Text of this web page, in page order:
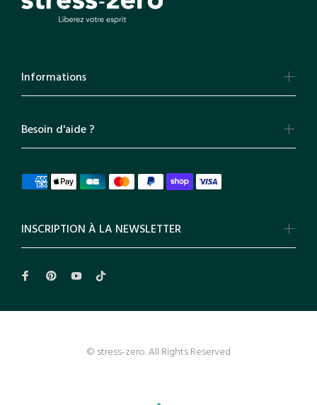
Informations
Besoin d'aide ?
INSCRIPTION À LA NEWSLETTER
© stress-zero. All Rights Reserved